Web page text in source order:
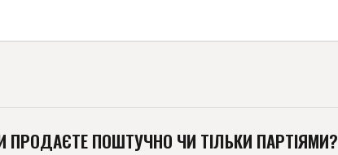
ПРОДАЄТЕ ПОШТУЧНО ЧИ ТІЛЬКИ ПАРТІЯМИ?